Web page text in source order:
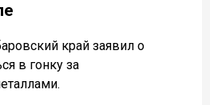
край заявил о
в гонку за